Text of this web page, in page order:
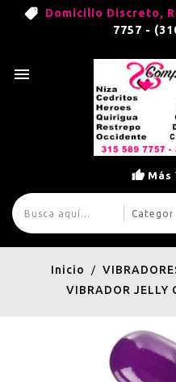
Domicilio Discreto,
7757 -
Más

Inicio
VIBRADOR JELLY